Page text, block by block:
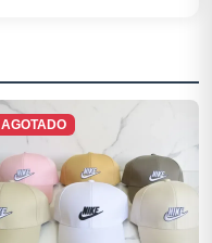
AGOTADO